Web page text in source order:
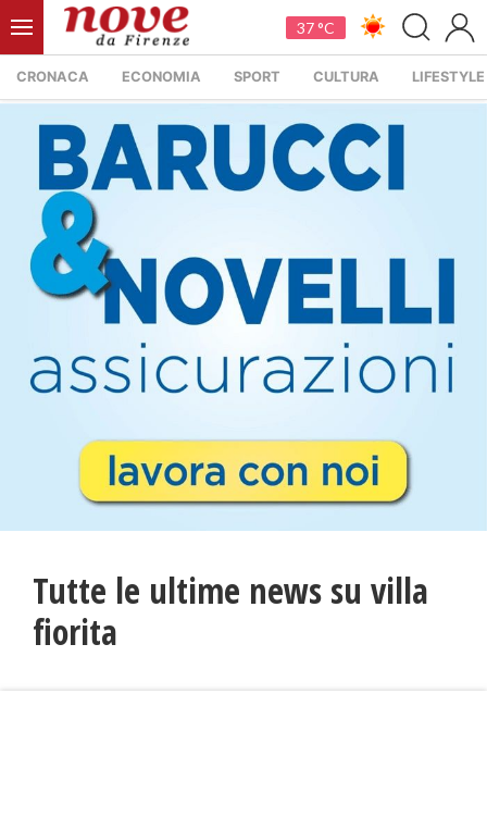
37 °C
CRONACA ECONOMIA SPORT CULTURA LIFESTYLE
Tutte le ultime news su villa
fiorita